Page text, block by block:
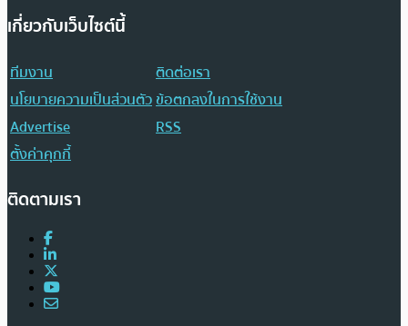
เกี่ยวกับเว็บไซต์นี้
ทีมงาน
ติดต่อเรา
นโยบายความเป็นส่วนตัวข้อตกลงในการใช้งาน
Advertise
RSS
ตั้งค่าคุกกี้
ติดตามเรา